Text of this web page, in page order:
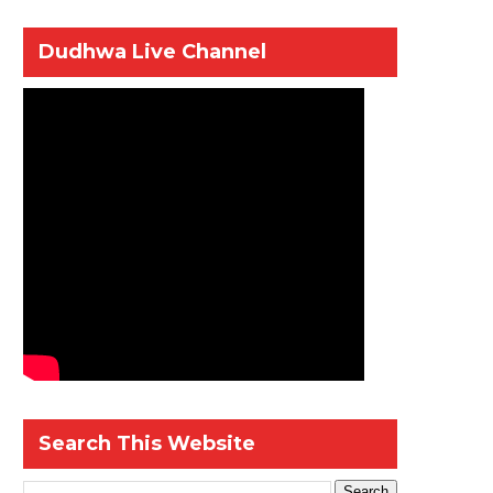
Dudhwa Live Channel
Search This Website